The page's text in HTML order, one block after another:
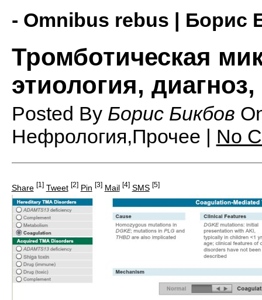
- Omnibus rebus | Борис
Тромботическая
этиология,
Posted By Борис Бикбов
Нефрология,Прочее | No
Share [1] Tweet [2] Pin [3] Mail [4] SMS [5]